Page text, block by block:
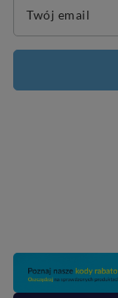
Twój email